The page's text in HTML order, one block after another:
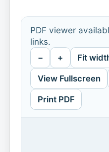
PDF viewer
links.
− + Fit
View Fullscreen
Print PDF